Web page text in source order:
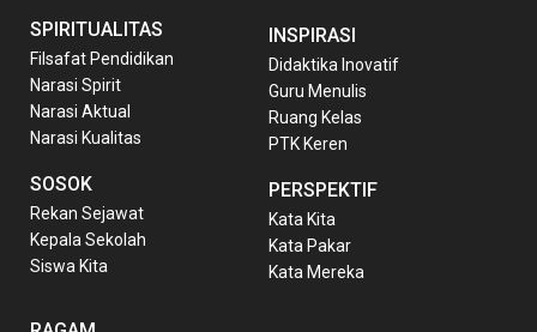
SPIRITUALITAS
Filsafat Pendidikan
Narasi Spirit
Narasi Aktual
Narasi Kualitas
SOSOK
Rekan Sejawat
Kepala Sekolah
Siswa Kita
INSPIRASI
Didaktika Inovatif
Guru Menulis
Ruang Kelas
PTK Keren
PERSPEKTIF
Kata Kita
Kata Pakar
Kata Mereka